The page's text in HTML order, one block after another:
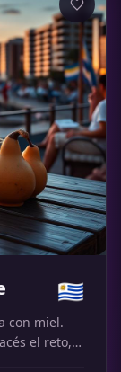
🇺🇾
con miel.
el reto,